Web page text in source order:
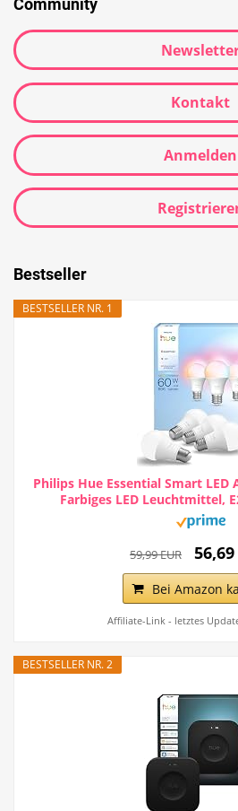
Community
Kontakt
Anmelden
Bestseller
BESTSELLER NR. 1
Philips Hue Essential Smart LED
Farbiges LED Leuchtmittel,
59,99 EUR 56,69
Bei Amazon
Affiliate-Link - letztes
BESTSELLER NR. 2